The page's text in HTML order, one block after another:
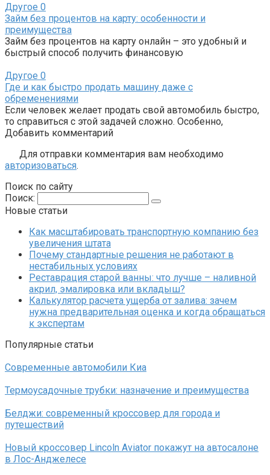
Другое 0
Займ без процентов на карту: особенности и
преимущества
Займ без процентов на карту онлайн – это удобный и
быстрый способ получить финансовую
Другое 0
Где и как быстро продать машину даже с
обременениями
Если человек желает продать свой автомобиль быстро,
то справиться с этой задачей сложно. Особенно,
Добавить комментарий
Для отправки комментария вам необходимо
авторизоваться.
Поиск по сайту
Поиск:
Новые статьи
Как масштабировать транспортную компанию без
увеличения штата
Почему стандартные решения не работают в
нестабильных условиях
Реставрация старой ванны: что лучше – наливной
акрил, эмалировка или вкладыш?
Калькулятор расчета ущерба от залива: зачем
нужна предварительная оценка и когда обращаться
к экспертам
Популярные статьи
Современные автомобили Киа
Термоусадочные трубки: назначение и преимущества
Белджи: современный кроссовер для города и
путешествий
Новый кроссовер Lincoln Aviator покажут на автосалоне
в Лос-Анджелесе